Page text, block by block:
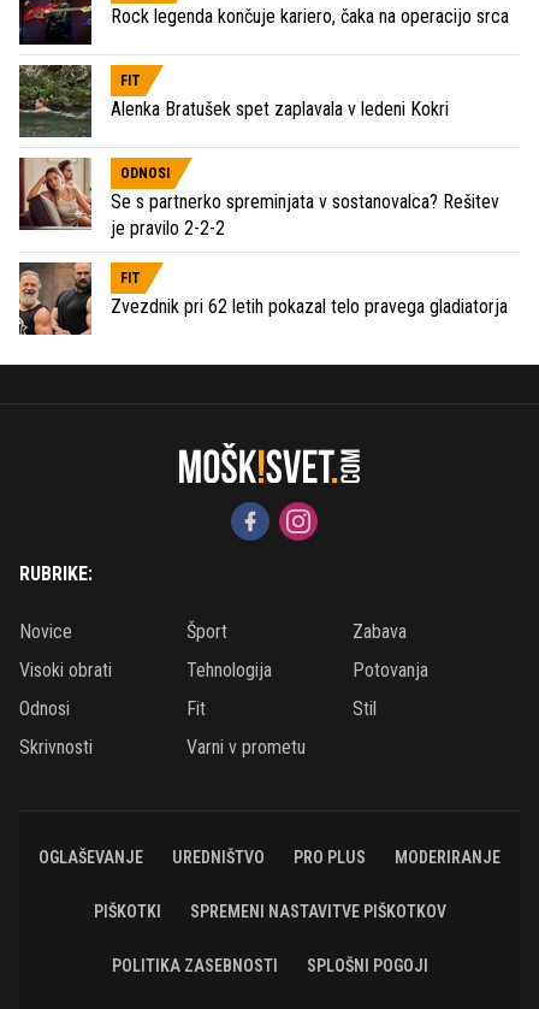
Rock legenda končuje kariero, čaka na operacijo srca
FIT
Alenka Bratušek spet zaplavala v ledeni Kokri
ODNOSI
Se s partnerko spreminjata v sostanovalca? Rešitev
je pravilo 2-2-2
FIT
Zvezdnik pri 62 letih pokazal telo pravega gladiatorja
RUBRIKE:
Novice Šport
Zabava
Visoki obrati
Tehnologija
Potovanja
Odnosi
Fit
Stil
Skrivnosti
Varni v prometu
OGLAŠEVANJE UREDNIŠTVO PRO PLUS MODERIRANJE
PIŠKOTKI SPREMENI NASTAVITVE PIŠKOTKOV
POLITIKA ZASEBNOSTI SPLOŠNI POGOJI